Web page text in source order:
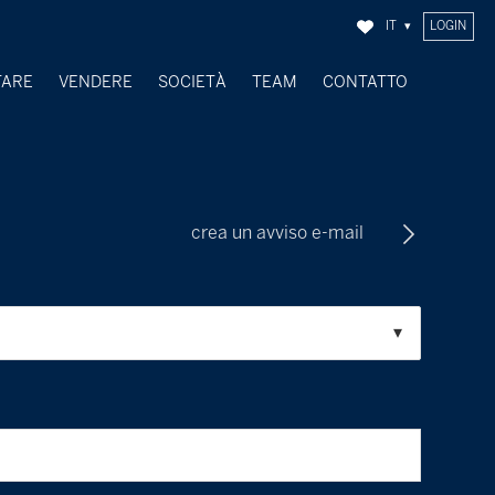
LOGIN
VENDERE
SOCIETÀ
TEAM CONTATTO
crea un avviso e-mail